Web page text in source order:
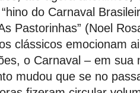
do Carnaval
Pastorinhas” (Noel
clássicos emocionam
o Carnaval – em sua
mudou que se no